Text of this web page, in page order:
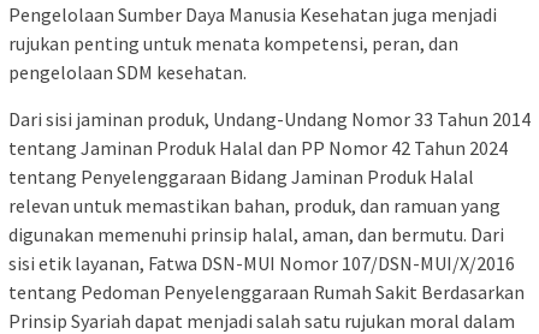
Pengelolaan Sumber Daya Manusia Kesehatan juga menjadi
rujukan penting untuk menata kompetensi, peran, dan
pengelolaan SDM kesehatan.
Dari sisi jaminan produk, Undang-Undang Nomor 33 Tahun 2014
tentang Jaminan Produk Halal dan PP Nomor 42 Tahun 2024
tentang Penyelenggaraan Bidang Jaminan Produk Halal
relevan untuk memastikan bahan, produk, dan ramuan yang
digunakan memenuhi prinsip halal, aman, dan bermutu. Dari
sisi etik layanan, Fatwa DSN-MUI Nomor 107/DSN-MUI/X/2016
tentang Pedoman Penyelenggaraan Rumah Sakit Berdasarkan
Prinsip Syariah dapat menjadi salah satu rujukan moral dalam